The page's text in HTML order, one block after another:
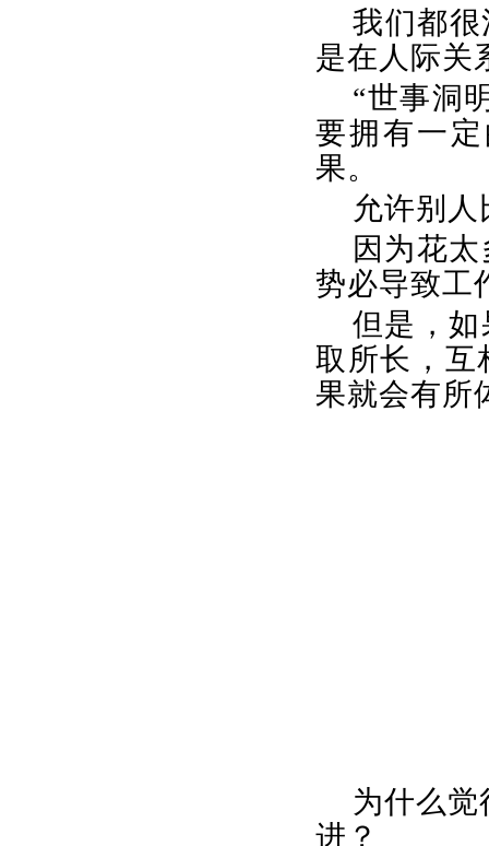
我们都很
是在人际关
“世事洞
要拥有一
果。
允许别
因为花
势必导致工
但是，
取所长，互
果就会有所
为什么
进？